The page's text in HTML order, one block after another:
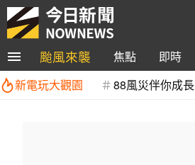
颱風來襲 焦點 即時
新電玩大觀園
88風災伴你成長